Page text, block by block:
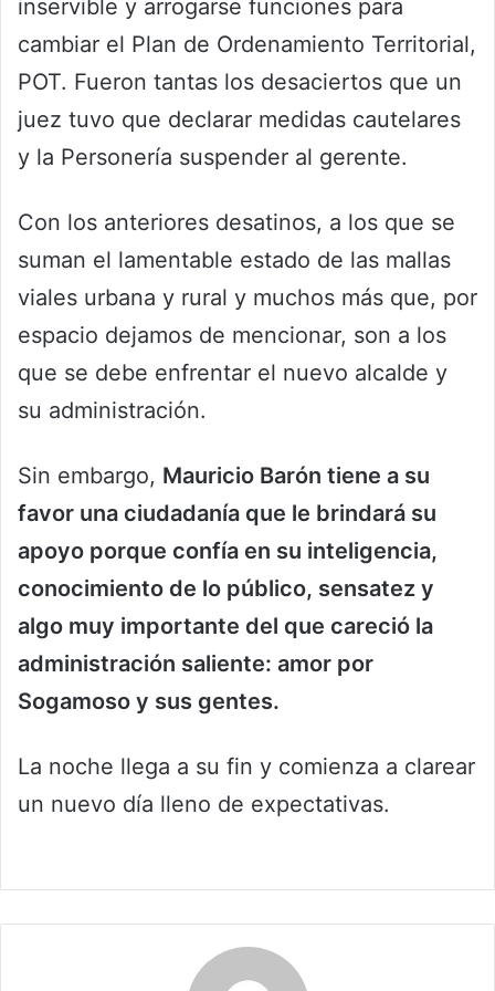
inservible y arrogarse funciones para
cambiar el Plan de Ordenamiento Territorial,
POT. Fueron tantas los desaciertos que un
juez tuvo que declarar medidas cautelares
y la Personería suspender al gerente.
Con los anteriores desatinos, a los que se
suman el lamentable estado de las mallas
viales urbana y rural y muchos más que, por
espacio dejamos de mencionar, son a los
que se debe enfrentar el nuevo alcalde y
su administración.
Sin embargo, Mauricio Barón tiene a su
favor una ciudadanía que le brindará su
apoyo porque confía en su inteligencia,
conocimiento de lo público, sensatez y
algo muy importante del que careció la
administración saliente: amor por
Sogamoso y sus gentes.
La noche llega a su fin y comienza a clarear
un nuevo día lleno de expectativas.